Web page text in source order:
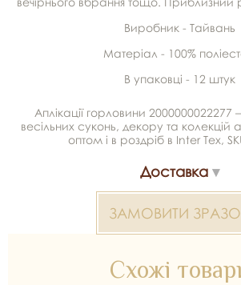
Виробник - Тайвань
Матеріал - 100%
В упаковці - 12 штук
Аплікації горловини
весільних суконь, декору та колекцій
оптом і в роздріб в Inter Tex,
Доставка
ЗАМОВИТИ
Схожі